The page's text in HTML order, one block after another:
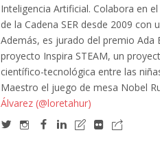
Inteligencia Artificial. Colabora en
de la Cadena SER desde 2009
Además, es jurado del premio
proyecto Inspira STEAM, un
científico-tecnológica entre las
Maestro el juego de mesa Nobel
Álvarez (@loretahur)